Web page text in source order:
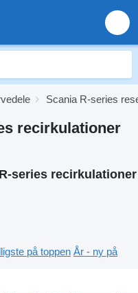
Scania R-series
recirkulationer
series recirkulationer
på toppen År - ny på